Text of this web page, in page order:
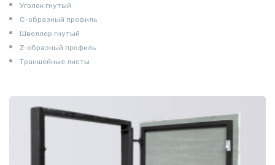
Уголок гнутый
С-образный профиль
Швеллер гнутый
Z-образный профиль
Траншейные листы